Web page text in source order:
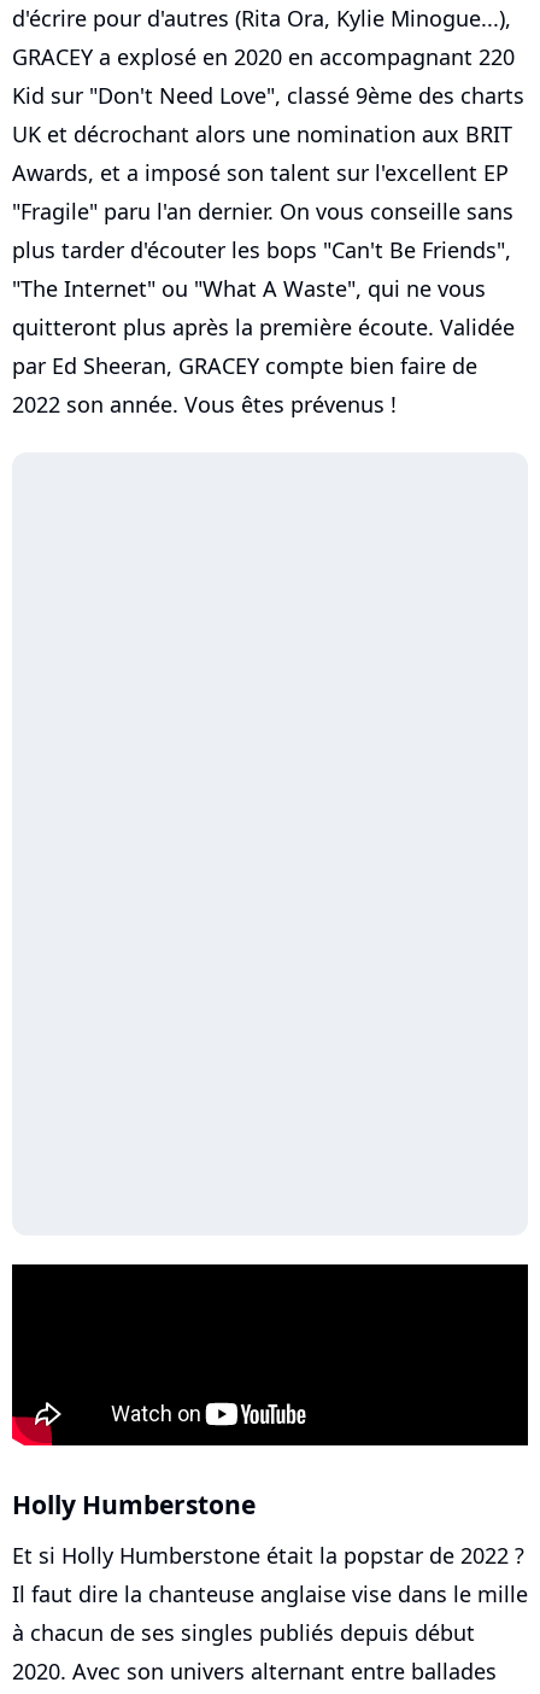
d'écrire pour d'autres (Rita Ora, Kylie Minogue...),
GRACEY a explosé en 2020 en accompagnant 220
Kid sur "Don't Need Love", classé 9ème des charts
UK et décrochant alors une nomination aux BRIT
Awards, et a imposé son talent sur l'excellent EP
"Fragile" paru l'an dernier. On vous conseille sans
plus tarder d'écouter les bops "Can't Be Friends",
"The Internet" ou "What A Waste", qui ne vous
quitteront plus après la première écoute. Validée
par Ed Sheeran, GRACEY compte bien faire de
2022 son année. Vous êtes prévenus !
Holly Humberstone
Et si Holly Humberstone était la popstar de 2022 ?
Il faut dire la chanteuse anglaise vise dans le mille
à chacun de ses singles publiés depuis début
2020. Avec son univers alternant entre ballades